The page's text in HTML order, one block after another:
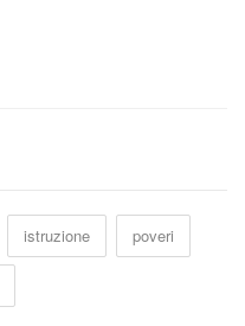
istruzione poveri